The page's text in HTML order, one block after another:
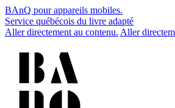
BAnQ pour appareils mobiles.
Service québécois du livre adapté
Aller directement au contenu. Aller